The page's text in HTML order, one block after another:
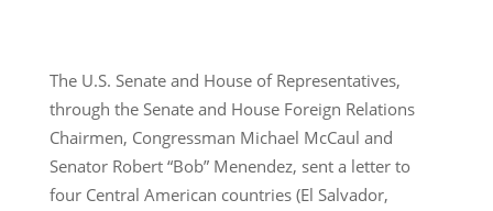
The U.S. Senate and House of Representatives,
through the Senate and House Foreign Relations
Chairmen, Congressman Michael McCaul and
Senator Robert “Bob” Menendez, sent a letter to
four Central American countries (El Salvador,